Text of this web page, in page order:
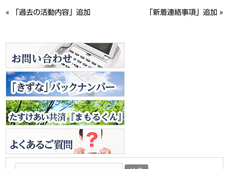
« 「過去の活動内容」追加 「新着連絡事項」追加 »